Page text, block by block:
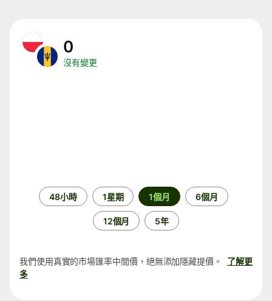
0
沒有變更
48小時 1星期 1個月 6個月
12個月 5年
我們使用真實的市場匯率中間價，絕無添加隱藏提價。
了解更
多